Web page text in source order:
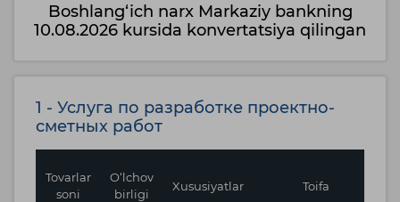
Boshlang‘ich narx Markaziy bankning
10.08.2026 kursida konvertatsiya qilingan
1 - Услуга по разработке проектно-
сметных работ
Tovarlar
soni
O‘lchov
birligi
Xususiyatlar Toifa